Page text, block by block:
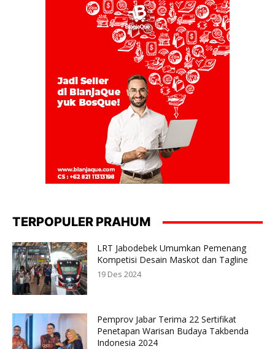
TERPOPULER PRAHUM
LRT Jabodebek Umumkan Pemenang
Kompetisi Desain Maskot dan Tagline
19 Des 2024
Pemprov Jabar Terima 22 Sertifikat
Penetapan Warisan Budaya Takbenda
Indonesia 2024